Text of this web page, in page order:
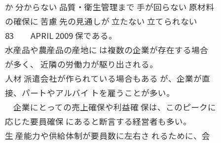
か 分からない 品質・衛生管理まで 手が回らない 原材料
の確保に 苦慮 先の見通しが 立たない 立てられない
83 APRIL 2009 保である。
水産品や農産品の産地に は複数の企業が存在する場合
が多く、 近隣の労働力が駆り出される。
人材 派遣会社が作られている場合もある が、企業が直
接、パートやアルバイ トを雇うことが多い。
企業にとっての売上確保や利益確 保は、このピークに
応じた要員確保 にあると断言する経営者も多い。
生 産能力や供給体制が要員数に左右さ れるために、会